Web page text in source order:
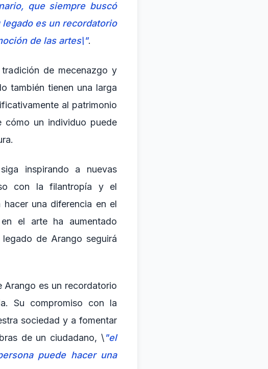
que siempre buscó
legado es un recordatorio
de las artes\".
de mecenazgo y
también tienen una larga
al patrimonio
cómo un individuo puede
inspirando a nuevas
con la filantropía y el
una diferencia en el
el arte ha aumentado
de Arango seguirá
Arango es un recordatorio
Su compromiso con la
sociedad y a fomentar
de un ciudadano, \"el
puede hacer una